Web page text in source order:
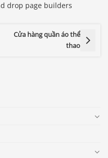
drop page builders
Cửa hàng quần áo thể
thao